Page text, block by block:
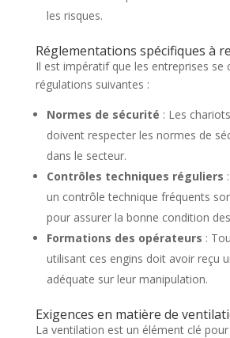
les risques.
Réglementations spécifiques à
Il est impératif que les entreprises se
régulations suivantes :
Normes de sécurité : Les
doivent respecter les normes de
dans le secteur.
Contrôles techniques réguliers
un contrôle technique fréquents
pour assurer la bonne condition
Formations des opérateurs :
utilisant ces engins doit avoir reçu
adéquate sur leur manipulation.
Exigences en matière de
La ventilation est un élément clé pour